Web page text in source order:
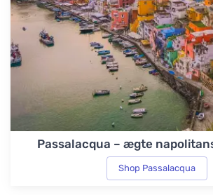
Passalacqua – ægte
Shop Passalacqua